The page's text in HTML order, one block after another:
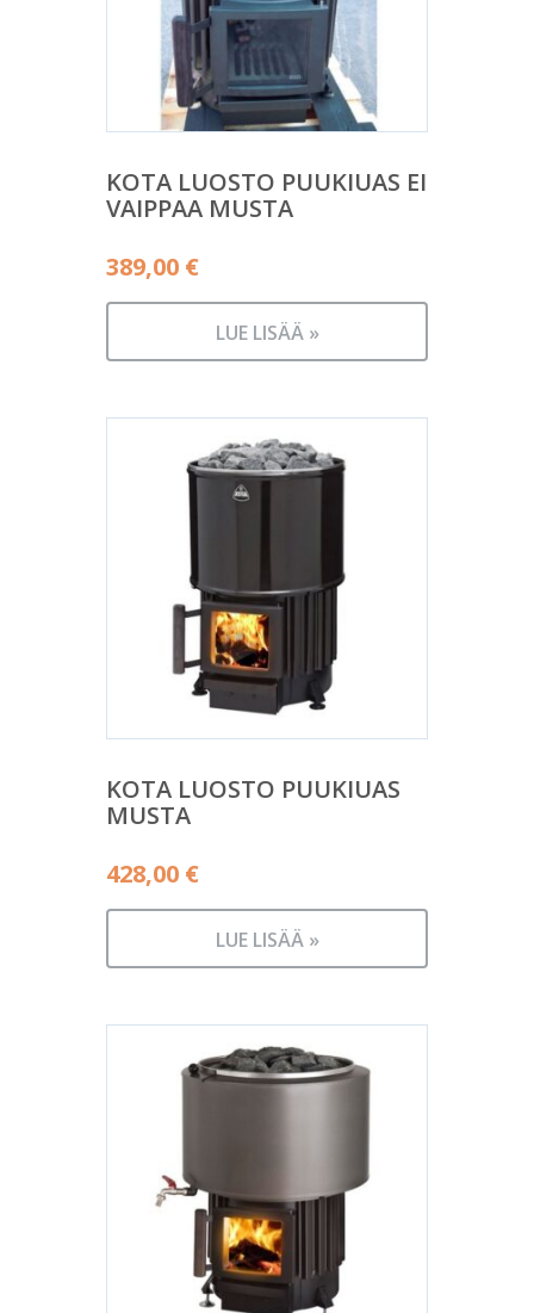
KOTA LUOSTO PUUKIUAS EI
VAIPPAA MUSTA
389,00 €
LUE LISÄÄ »
KOTA LUOSTO PUUKIUAS
MUSTA
428,00 €
LUE LISÄÄ »